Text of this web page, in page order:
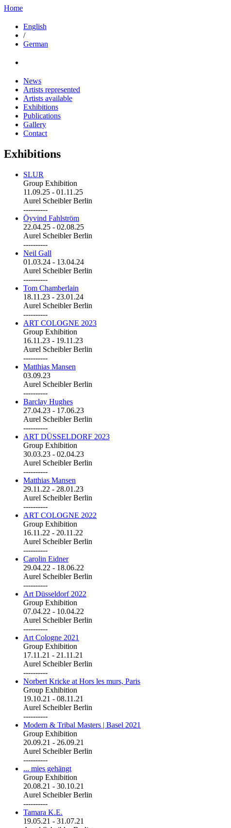
Home
English
/
German
News
Artists represented
Artists available
Exhibitions
Publications
Gallery
Contact
Exhibitions
SLUR
Group Exhibition
11.09.25 - 01.11.25
Aurel Scheibler Berlin
----------
Öyvind Fahlström
22.04.25 - 02.08.25
Aurel Scheibler Berlin
----------
Neil Gall
01.03.24 - 13.04.24
Aurel Scheibler Berlin
----------
Tom Chamberlain
18.11.23 - 23.01.24
Aurel Scheibler Berlin
----------
ART COLOGNE 2023
Group Exhibition
16.11.23 - 19.11.23
Aurel Scheibler Berlin
----------
Matthias Mansen
03.09.23
Aurel Scheibler Berlin
----------
Barclay Hughes
27.04.23 - 17.06.23
Aurel Scheibler Berlin
----------
ART DÜSSELDORF 2023
Group Exhibition
30.03.23 - 02.04.23
Aurel Scheibler Berlin
----------
Matthias Mansen
29.11.22 - 28.01.23
Aurel Scheibler Berlin
----------
ART COLOGNE 2022
Group Exhibition
16.11.22 - 20.11.22
Aurel Scheibler Berlin
----------
Carolin Eidner
29.04.22 - 18.06.22
Aurel Scheibler Berlin
----------
Art Düsseldorf 2022
Group Exhibition
07.04.22 - 10.04.22
Aurel Scheibler Berlin
----------
Art Cologne 2021
Group Exhibition
17.11.21 - 21.11.21
Aurel Scheibler Berlin
----------
Norbert Kricke at Hors les murs, Paris
Group Exhibition
19.10.21 - 08.11.21
Aurel Scheibler Berlin
----------
Modern & Tribal Masters | Basel 2021
Group Exhibition
20.09.21 - 26.09.21
Aurel Scheibler Berlin
----------
... mies gehängt
Group Exhibition
20.08.21 - 30.10.21
Aurel Scheibler Berlin
----------
Tamara K.E.
19.05.21 - 31.07.21